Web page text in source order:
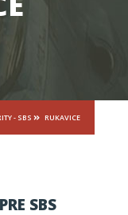
- SBS RUKAVICE
SBS